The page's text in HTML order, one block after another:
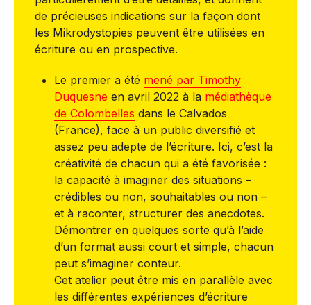
de précieuses indications sur la façon dont
les Mikrodystopies peuvent être utilisées en
écriture ou en prospective.
Le premier a été mené par Timothy
Duquesne en avril 2022 à la médiathèque
de Colombelles dans le Calvados
(France), face à un public diversifié et
assez peu adepte de l’écriture. Ici, c’est la
créativité de chacun qui a été favorisée :
la capacité à imaginer des situations –
crédibles ou non, souhaitables ou non –
et à raconter, structurer des anecdotes.
Démontrer en quelques sorte qu’à l’aide
d’un format aussi court et simple, chacun
peut s’imaginer conteur.
Cet atelier peut être mis en parallèle avec
les différentes expériences d’écriture